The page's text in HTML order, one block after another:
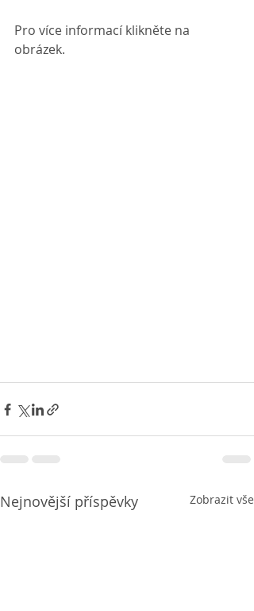
Pro více informací klikněte na
obrázek.
Nejnovější příspěvky Zobrazit vše